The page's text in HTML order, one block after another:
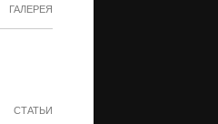
ГАЛЕРЕЯ
СТАТЬИ